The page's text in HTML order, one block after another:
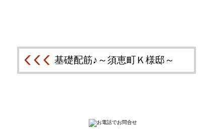
基礎配筋♪～須恵町Ｋ様邸～